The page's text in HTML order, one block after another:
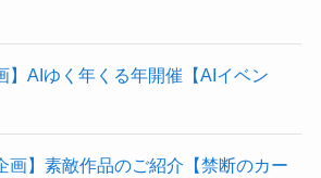
】AIゆく年くる年開催【AIイベン
画】素敵作品のご紹介【禁断のカー